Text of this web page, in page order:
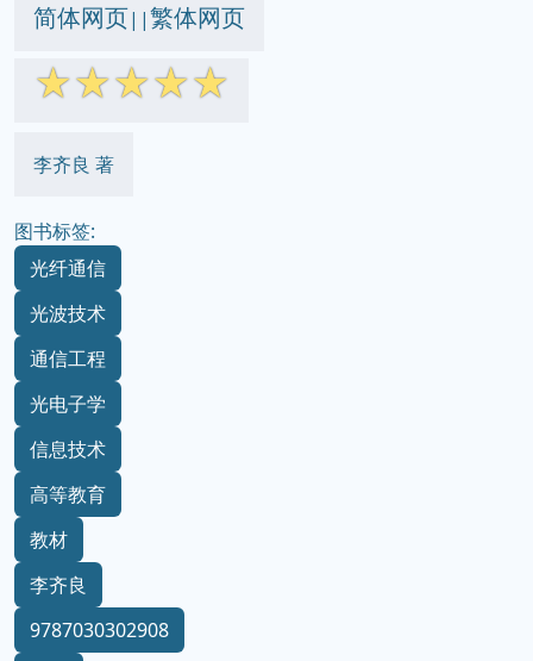
简体网页||繁体网页
☆☆☆☆☆
李齐良 著
图书标签:
光纤通信
光波技术
通信工程
光电子学
信息技术
高等教育
教材
李齐良
9787030302908